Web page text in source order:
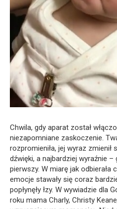
Chwila, gdy aparat został
niezapomniane zaskoczenie.
rozpromieniła, jej wyraz zmienił
dźwięki, a najbardziej wyraźnie
pierwszy. W miarę jak odbierała
emocje stawały się coraz
popłynęły łzy. W wywiadzie dla
roku mama Charly, Christy